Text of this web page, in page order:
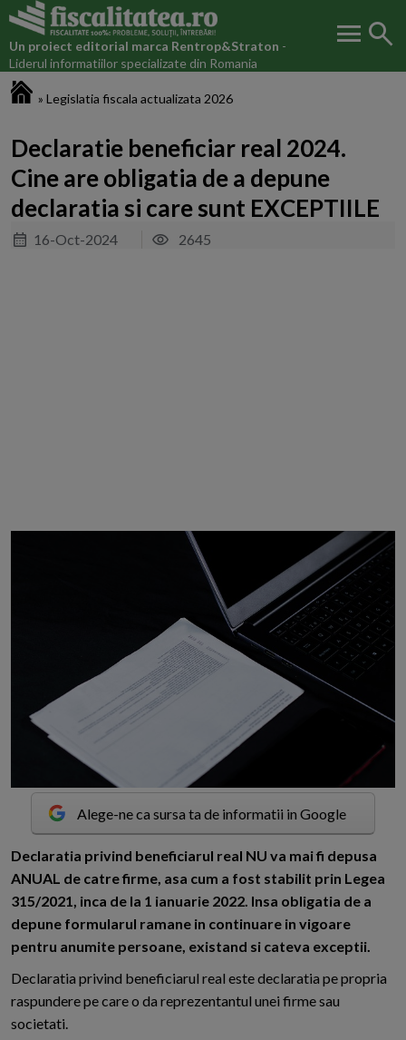
Un proiect editorial marca Rentrop&Straton -
Liderul informatiilor specializate din Romania
menu search
» Legislatia fiscala actualizata 2026
Declaratie beneficiar real 2024.
Cine are obligatia de a depune
declaratia si care sunt EXCEPTIILE
16-Oct-2024 2645
Alege-ne ca sursa ta de informatii in Google
Declaratia privind beneficiarul real NU va mai fi depusa
ANUAL de catre firme, asa cum a fost stabilit prin Legea
315/2021, inca de la 1 ianuarie 2022. Insa obligatia de a
depune formularul ramane in continuare in vigoare
pentru anumite persoane, existand si cateva exceptii.
Declaratia privind beneficiarul real este declaratia pe propria
raspundere pe care o da reprezentantul unei firme sau
societati.